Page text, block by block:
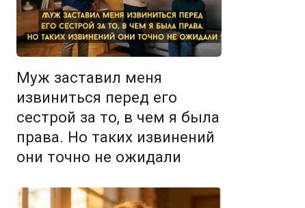
Муж заставил меня
извиниться перед его
сестрой за то, в чем я была
права. Но таких извинений
они точно не ожидали